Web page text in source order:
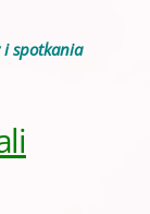
i spotkania